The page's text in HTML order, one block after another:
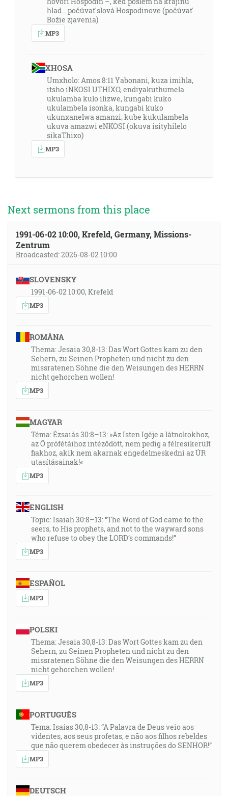
hlad... počúvať slová Hospodinove (počúvať
Božie zjavenia)
MP3
XHOSA
Umxholo: Amos 8:11 Yabonani, kuza imihla,
itsho iNKOSI UTHIXO, endiyakuthumela
ukulamba kulo ilizwe, kungabi kuko
ukulambela isonka, kungabi kuko
ukunxanelwa amanzi; kube kukulambela
ukuva amazwi eNKOSI (okuva isityhilelo
sikaThixo)
MP3
Next sermons from this place
1991-06-02 10:00, Krefeld, Germany, Missions-
Zentrum
Broadcasted: 2026-08-02 10:00
SLOVENSKY
1991-06-02 10:00, Krefeld
MP3
ROMÂNA
Thema: Jesaia 30,8-13: Das Wort Gottes kam zu den
Sehern, zu Seinen Propheten und nicht zu den
missratenen Söhne die den Weisungen des HERRN
nicht gehorchen wollen!
MP3
MAGYAR
Téma: Ézsaiás 30:8–13: »Az Isten Igéje a látnokokhoz,
az Ő prófétáihoz intéződött, nem pedig a félresikerült
fiakhoz, akik nem akarnak engedelmeskedni az ÚR
utasításainak!«
MP3
ENGLISH
Topic: Isaiah 30:8–13: “The Word of God came to the
seers, to His prophets, and not to the wayward sons
who refuse to obey the LORD’s commands!”
MP3
ESPAÑOL
MP3
POLSKI
Thema: Jesaia 30,8-13: Das Wort Gottes kam zu den
Sehern, zu Seinen Propheten und nicht zu den
missratenen Söhne die den Weisungen des HERRN
nicht gehorchen wollen!
MP3
PORTUGUÊS
Tema: Isaías 30,8-13: “A Palavra de Deus veio aos
videntes, aos seus profetas, e não aos filhos rebeldes
que não querem obedecer às instruções do SENHOR!”
MP3
DEUTSCH